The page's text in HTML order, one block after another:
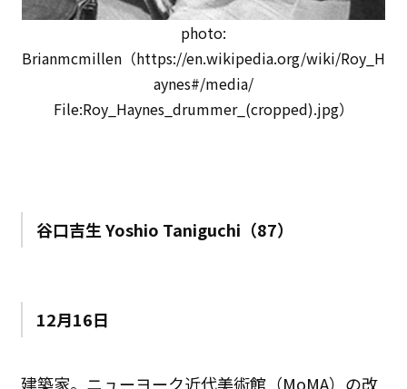
photo:
Brianmcmillen（https://en.wikipedia.org/wiki/Roy_H
aynes#/media/
File:Roy_Haynes_drummer_(cropped).jpg）
谷口吉生 Yoshio Taniguchi（87）
12月16日
建築家。ニューヨーク近代美術館（MoMA）の改